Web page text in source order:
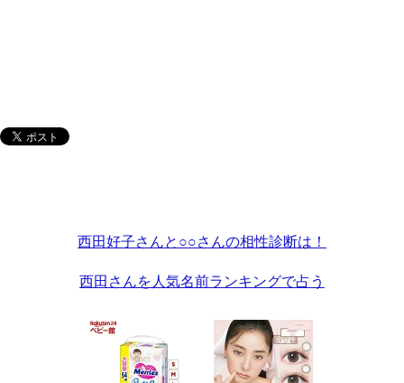
西田好子さんと○○さんの相性診断は！
西田さんを人気名前ランキングで占う